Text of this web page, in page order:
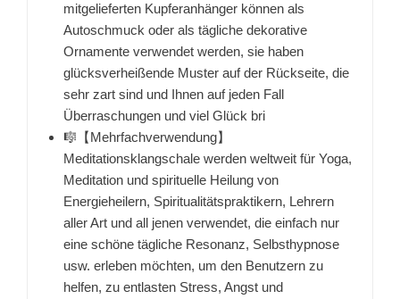
mitgelieferten Kupferanhänger können als
Autoschmuck oder als tägliche dekorative
Ornamente verwendet werden, sie haben
glücksverheißende Muster auf der Rückseite, die
sehr zart sind und Ihnen auf jeden Fall
Überraschungen und viel Glück bri
🎼【Mehrfachverwendung】
Meditationsklangschale werden weltweit für Yoga,
Meditation und spirituelle Heilung von
Energieheilern, Spiritualitätspraktikern, Lehrern
aller Art und all jenen verwendet, die einfach nur
eine schöne tägliche Resonanz, Selbsthypnose
usw. erleben möchten, um den Benutzern zu
helfen, zu entlasten Stress, Angst und